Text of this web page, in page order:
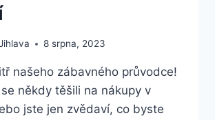
8 srpna, 2023
našeho zábavného průvodce!
někdy těšili na nákupy v
jste jen zvědaví, co byste